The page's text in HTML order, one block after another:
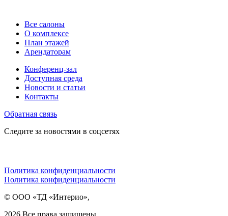
Все салоны
О комплексе
План этажей
Арендаторам
Конференц-зал
Доступная среда
Новости и статьи
Контакты
Обратная связь
Следите за новостями в соцсетях
Политика конфиденциальности
Политика конфиденциальности
© ООО «ТД «Интерио»,
2026 Все права защищены